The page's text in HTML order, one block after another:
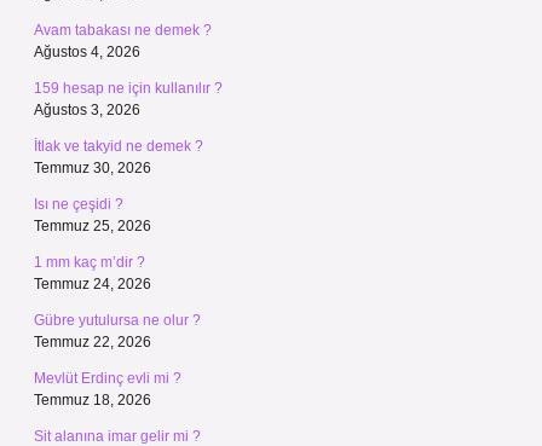
Avam tabakası ne demek ?
Ağustos 4, 2026
159 hesap ne için kullanılır ?
Ağustos 3, 2026
İtlak ve takyid ne demek ?
Temmuz 30, 2026
Isı ne çeşidi ?
Temmuz 25, 2026
1 mm kaç m’dir ?
Temmuz 24, 2026
Gübre yutulursa ne olur ?
Temmuz 22, 2026
Mevlüt Erdinç evli mi ?
Temmuz 18, 2026
Sit alanına imar gelir mi ?